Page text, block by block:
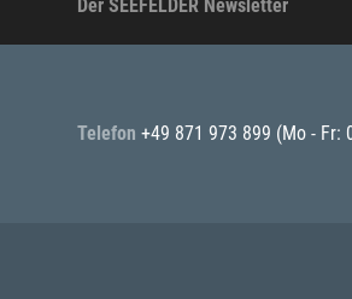
Der SEEFELDER Newsletter
Telefon +49 871 973 899 (Mo - Fr: